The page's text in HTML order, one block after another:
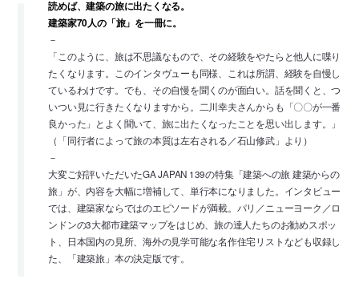
読めば、建築の旅に出たくなる。
建築家70人の「旅」を一冊に。
－
「このように、旅は不思議なもので、その経験をやたらと他人に喋り
たくなります。このインタヴューも同様、これは所謂、経験を自慢し
ているわけです。でも、その自慢を聞くのが面白い。話を聞くと、つ
いつい見に行きたくなりますから。二川幸夫さんからも「〇〇が一番
良かった」とよく聞いて、旅に出たくなったことを思い出します。」
（「同行者によって旅の本質は左右される／石山修武」より）
－
大変ご好評いただいたGA JAPAN 139の特集「建築への旅 建築からの
旅」が、内容を大幅に増補して、単行本になりました。インタビュー
では、建築家ならではのエピソードが満載。パリ／ニューヨーク／ロ
ンドンの3大都市建築マップをはじめ、旅の達人たちのお勧めスポッ
ト、日本国内の見所、海外の見学可能な名作住宅リストなども収録し
た、「建築旅」本の決定版です。